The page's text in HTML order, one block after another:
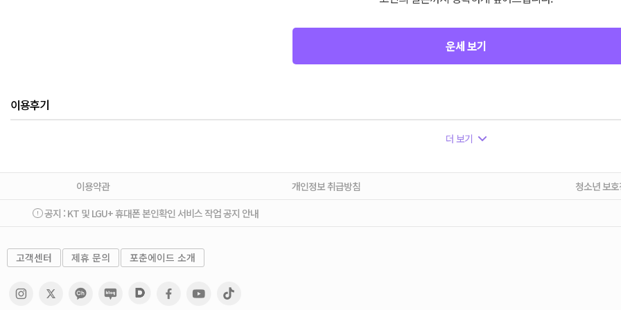
운세 보기
이용후기
더 보기
이용약관 개인정보 취급방침
청소년 보
공지 : KT 및 LGU+ 휴대폰 본인확인 서비스 작업 공지 안내
고객센터 제휴 문의 포춘에이드 소개